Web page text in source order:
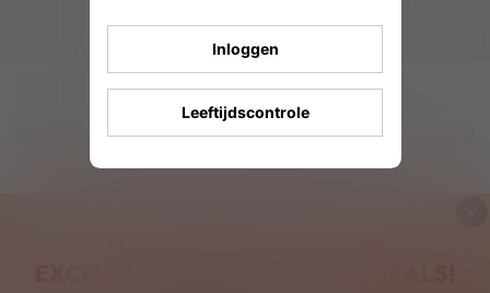
Inloggen
Leeftijdscontrole